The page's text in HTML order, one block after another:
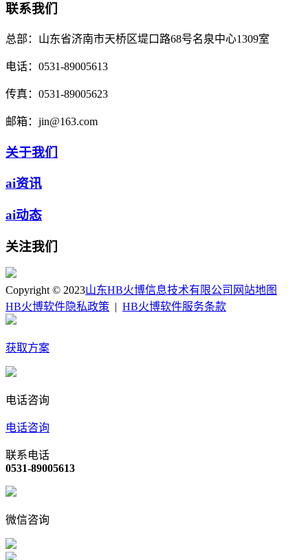
联系我们
总部： 山东省济南市天桥区堤口路68号名泉中心1309室
电话： 0531-89005613
传真： 0531-89005623
邮箱： jin@163.com
关于我们
ai资讯
ai动态
关注我们
Copyright © 2023山东HB火博信息技术有限公司 网站地图
HB火博软件隐私政策
HB火博软件服务条款
获取方案
电话咨询
电话咨询
联系电话
0531-89005613
微信咨询